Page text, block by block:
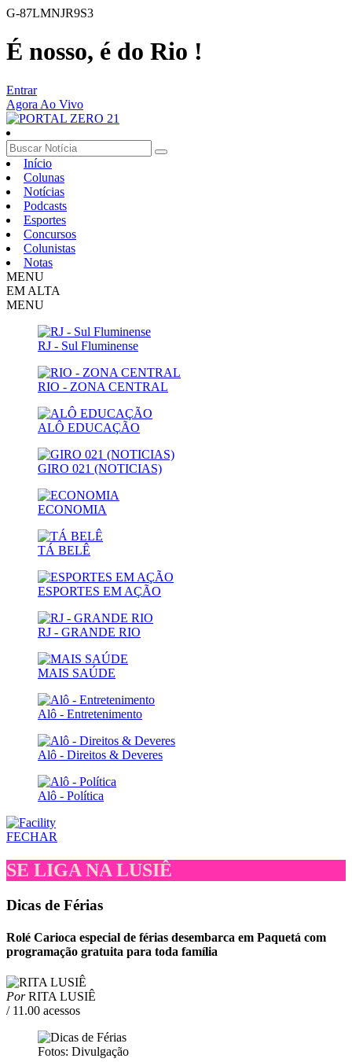
G-87LMNJR9S3
É nosso, é do Rio !
Entrar
Agora Ao Vivo
Início
Colunas
Notícias
Podcasts
Esportes
Concursos
Colunistas
Notas
MENU
EM ALTA
MENU
RJ - Sul Fluminense
RIO - ZONA CENTRAL
ALÔ EDUCAÇÃO
GIRO 021 (NOTICIAS)
ECONOMIA
TÁ BELÊ
ESPORTES EM AÇÃO
RJ - GRANDE RIO
MAIS SAÚDE
Alô - Entretenimento
Alô - Direitos & Deveres
Alô - Política
FECHAR
SE LIGA NA LUSIÊ
Dicas de Férias
Rolé Carioca especial de férias desembarca em Paquetá com
programação gratuita para toda família
PorRITA LUSIÊ
/ 11.00 acessos
Fotos: Divulgação